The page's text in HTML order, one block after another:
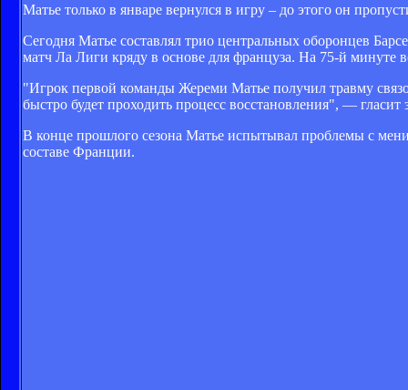
Матье только в январе вернулся в игру – до этого он
Сегодня Матье составлял трио центральных оборонцев
матч Ла Лиги кряду в основе для француза. На 75-й минуте
"Игрок первой команды Жереми Матье получил травму
быстро будет проходить процесс восстановления", — гласит
В конце прошлого сезона Матье испытывал проблемы с
составе Франции.